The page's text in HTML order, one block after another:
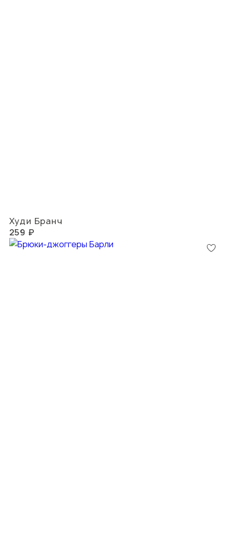
Худи Бранч
259 ₽